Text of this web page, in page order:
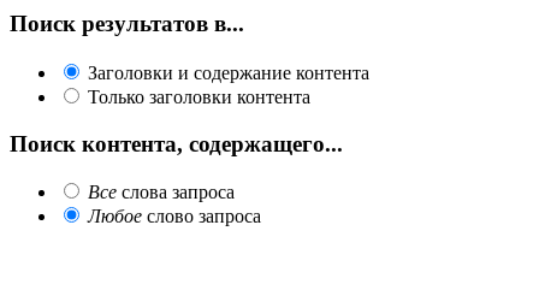
Поиск результатов в...
Заголовки и содержание контента
Только заголовки контента
Поиск контента, содержащего...
Все слова запроса
Любое слово запроса